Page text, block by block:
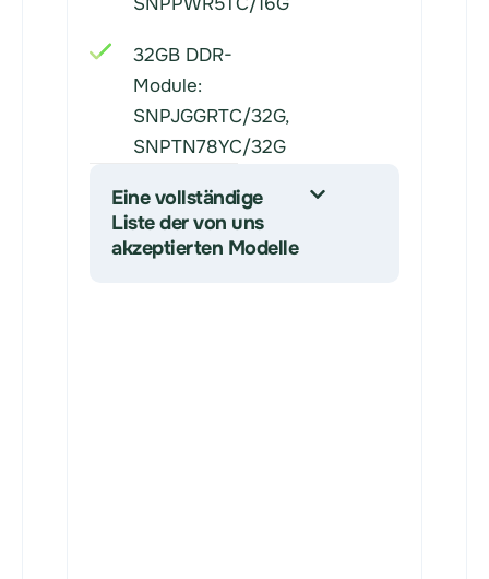
32GB DDR-
Module:
SNPJGGRTC/32G,
SNPTN78YC/32G
Eine vollständige
Liste der von uns
akzeptierten Modelle